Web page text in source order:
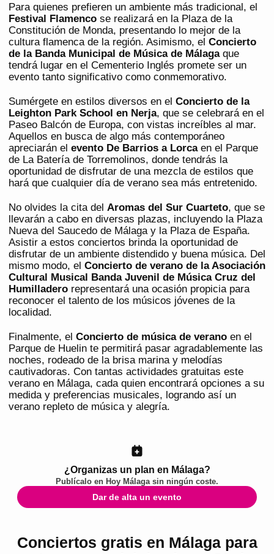
Para quienes prefieren un ambiente más tradicional, el
Festival Flamenco se realizará en la Plaza de la
Constitución de Monda, presentando lo mejor de la
cultura flamenca de la región. Asimismo, el Concierto
de la Banda Municipal de Música de Málagaque
tendrá lugar en el Cementerio Inglés promete ser un
evento tanto significativo como conmemorativo.
Sumérgete en estilos diversos en el Concierto de la
Leighton Park School en Nerja, que se celebrará en el
Paseo Balcón de Europa, con vistas increíbles al mar.
Aquellos en busca de algo más contemporáneo
apreciarán el evento De Barrios a Lorcaen el Parque
de La Batería de Torremolinos, donde tendrás la
oportunidad de disfrutar de una mezcla de estilos que
hará que cualquier día de verano sea más entretenido.
No olvides la cita del Aromas del Sur Cuarteto, que se
llevarán a cabo en diversas plazas, incluyendo la Plaza
Nueva del Saucedo de Málaga y la Plaza de España.
Asistir a estos conciertos brinda la oportunidad de
disfrutar de un ambiente distendido y buena música. Del
mismo modo, el Concierto de verano de la Asociación
Cultural Musical Banda Juvenil de Música Cruz del
Humilladero representará una ocasión propicia para
reconocer el talento de los músicos jóvenes de la
localidad.
Finalmente, el Concierto de música de verano en el
Parque de Huelin te permitirá pasar agradablemente las
noches, rodeado de la brisa marina y melodías
cautivadoras. Con tantas actividades gratuitas este
verano en Málaga, cada quien encontrará opciones a su
medida y preferencias musicales, logrando así un
verano repleto de música y alegría.
¿Organizas un plan en Málaga?
Publícalo en Hoy Málagasin ningún coste.
Dar de alta un evento
Conciertos gratis en Málaga para